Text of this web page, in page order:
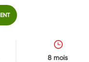
8 mois